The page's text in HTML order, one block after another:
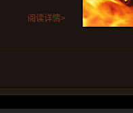
阅读详情>